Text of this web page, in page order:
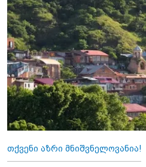
თქვენი აზრი მნიშვნელოვანია!